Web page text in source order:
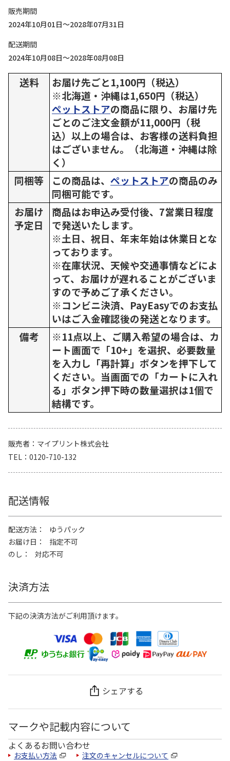
販売期間
2024年10月01日～2028年07月31日
配送期間
2024年10月08日～2028年08月08日
送料
お届け先ごと1,100円（税込）
※北海道・沖縄は1,650円（税込）
ペットストアの商品に限り、お届け先
ごとのご注文金額が11,000円（税
込）以上の場合は、お客様の送料負担
はございません。（北海道・沖縄は除
く）
同梱等
この商品は、 ペットストアの商品のみ
同梱可能です。
お届け
予定日
商品はお申込み受付後、7営業日程度
で発送いたします。
※土日、祝日、年末年始は休業日とな
っております。
※在庫状況、天候や交通事情などによ
って、お届けが遅れることがございま
すので予めご了承ください。
※コンビニ決済、PayEasyでのお支払
いはご入金確認後の発送となります。
備考
※11点以上、ご購入希望の場合は、カ
ート画面で「10+」を選択、必要数量
を入力し「再計算」ボタンを押下して
ください。当画面での「カートに入れ
る」ボタン押下時の数量選択は1個で
結構です。
販売者
マイプリント株式会社
TEL
0120-710-132
配送情報
配送方法
ゆうパック
お届け日
指定不可
のし
対応不可
決済方法
下記の決済方法がご利用頂けます。
シェアする
マークや記載内容について
よくあるお問い合わせ
お支払い方法 注文のキャンセルについて